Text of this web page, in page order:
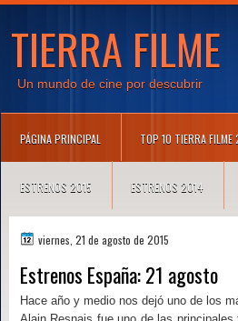
TIERRA FILME
Un mundo de cine por descubrir
PÁGINA PRINCIPAL TOP 10 TIERRA FILME
ESTRENOS 2015 ESTRENOS 2014
viernes, 21 de agosto de 2015
Estrenos España: 21 agosto
Hace año y medio nos dejó uno de los
Alain Resnais fue uno de las